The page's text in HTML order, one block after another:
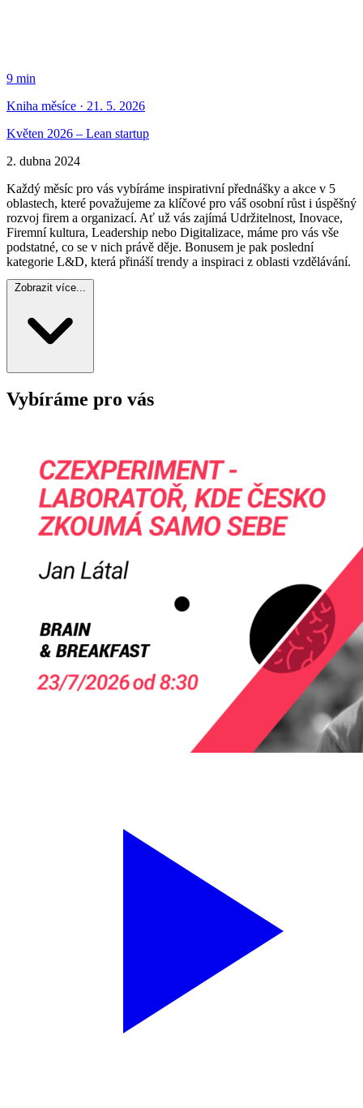
9 min
Kniha měsíce · 21. 5. 2026
Květen 2026 – Lean startup
2. dubna 2024
Každý měsíc pro vás vybíráme inspirativní přednášky a akce v 5
oblastech, které považujeme za klíčové pro váš osobní růst i úspěšný
rozvoj firem a organizací. Ať už vás zajímá Udržitelnost, Inovace,
Firemní kultura, Leadership nebo Digitalizace, máme pro vás vše
podstatné, co se v nich právě děje. Bonusem je pak poslední
kategorie L&D, která přináší trendy a inspiraci z oblasti vzdělávání.
Zobrazit více...
Vybíráme pro vás